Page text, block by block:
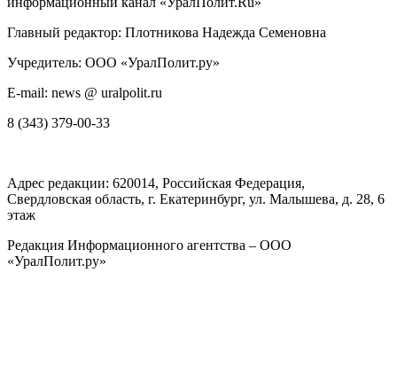
Главный редактор: Плотникова Надежда Семеновна
Учредитель: ООО «УралПолит.ру»
E-mail: news @ uralpolit.ru
8 (343) 379-00-33
Адрес редакции: 620014, Российская Федерация,
Свердловская область, г. Екатеринбург, ул. Малышева, д. 28, 6
этаж
Редакция Информационного агентства – ООО
«УралПолит.ру»